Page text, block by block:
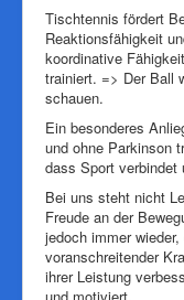
Galerie
Downloads
Impressum
Pressearchiv
Tischtennis fördert
Reaktionsfähigkeit
koordinative
trainiert. => Der Ball
schauen.
Ein besonderes
und ohne Parkinson
dass Sport verbindet
Bei uns steht nicht
Freude an der
jedoch immer
voranschreitender
ihrer Leistung
und motiviert.